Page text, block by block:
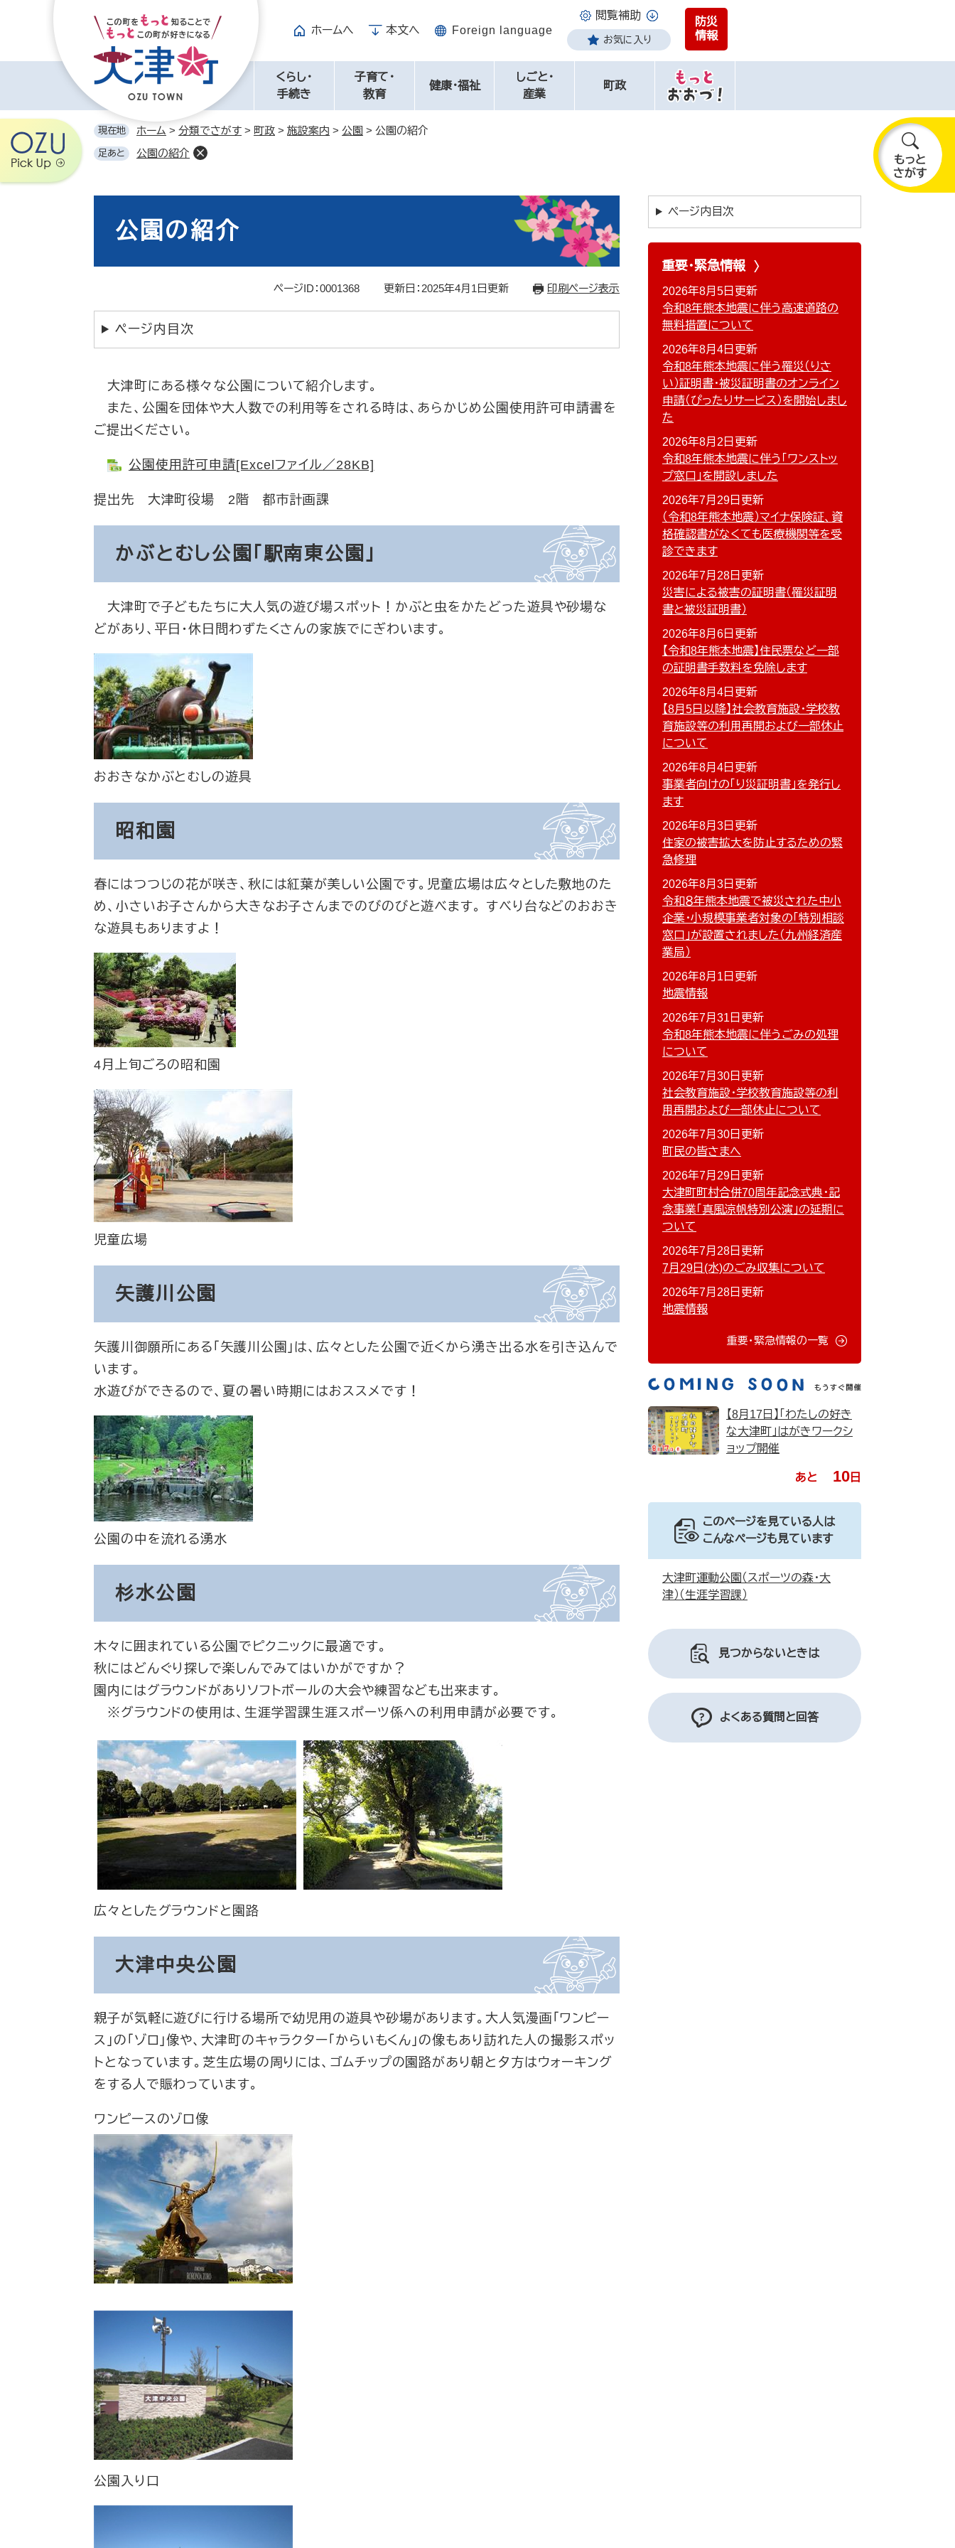
の
で
ー
ば
て
ホームへ 本文へ Foreign language
閲覧補助
お気に入り
防災
情報
くらし・
手続き
子育て・
教育
健康・福祉
しごと・
産業
町政
も
っ
現在地 ホーム > 分類でさがす > 町政 > 施設案内 > 公園 > 公園の紹介
足あと 公園の紹介
公園の紹介
ページID：0001368 更新日：2025年4月1日更新 印刷ページ表示
ページ内目次
大津町にある様々な公園について紹介します。
また、公園を団体や大人数での利用等をされる時は、あらかじめ公園使用許可申請書を
ご提出ください。
公園使用許可申請[Excelファイル／28KB]
提出先 大津町役場 2階 都市計画課
かぶとむし公園「駅南東公園」
大津町で子どもたちに大人気の遊び場スポット！かぶと虫をかたどった遊具や砂場な
どがあり、平日・休日問わずたくさんの家族でにぎわいます。
おおきなかぶとむしの遊具
昭和園
春にはつつじの花が咲き、秋には紅葉が美しい公園です。児童広場は広々とした敷地のた
め、小さいお子さんから大きなお子さんまでのびのびと遊べます。 すべり台などのおおき
な遊具もありますよ！
4月上旬ごろの昭和園
児童広場
矢護川公園
矢護川御願所にある「矢護川公園」は、広々とした公園で近くから湧き出る水を引き込んで
います。
水遊びができるので、夏の暑い時期にはおススメです！
公園の中を流れる湧水
杉水公園
木々に囲まれている公園でピクニックに最適です。
秋にはどんぐり探しで楽しんでみてはいかがですか？
園内にはグラウンドがありソフトボールの大会や練習なども出来ます。
※グラウンドの使用は、生涯学習課生涯スポーツ係への利用申請が必要です。
広々としたグラウンドと園路
大津中央公園
親子が気軽に遊びに行ける場所で幼児用の遊具や砂場があります。大人気漫画「ワンピー
ス」の「ゾロ」像や、大津町のキャラクター「からいもくん」の像もあり訪れた人の撮影スポッ
トとなっています。芝生広場の周りには、ゴムチップの園路があり朝と夕方はウォーキング
をする人で賑わっています。
ワンピースのゾロ像
公園入り口
ページ内目次
重要・緊急情報
2026年8月5日更新
令和8年熊本地震に伴う高速道路の
無料措置について
2026年8月4日更新
令和8年熊本地震に伴う罹災（りさ
い）証明書・被災証明書のオンライン
申請（ぴったりサービス）を開始しまし
た
2026年8月2日更新
令和8年熊本地震に伴う「ワンストッ
プ窓口」を開設しました
2026年7月29日更新
（令和8年熊本地震）マイナ保険証、資
格確認書がなくても医療機関等を受
診できます
2026年7月28日更新
災害による被害の証明書（罹災証明
書と被災証明書）
2026年8月6日更新
【令和8年熊本地震】住民票など一部
の証明書手数料を免除します
2026年8月4日更新
【8月5日以降】社会教育施設・学校教
育施設等の利用再開および一部休止
について
2026年8月4日更新
事業者向けの「り災証明書」を発行し
ます
2026年8月3日更新
住家の被害拡大を防止するための緊
急修理
2026年8月3日更新
令和８年熊本地震で被災された中小
企業・小規模事業者対象の「特別相談
窓口」が設置されました（九州経済産
業局）
2026年8月1日更新
地震情報
2026年7月31日更新
令和8年熊本地震に伴うごみの処理
について
2026年7月30日更新
社会教育施設・学校教育施設等の利
用再開および一部休止について
2026年7月30日更新
町民の皆さまへ
2026年7月29日更新
大津町町村合併70周年記念式典・記
念事業「真風涼帆特別公演」の延期に
ついて
2026年7月28日更新
7月29日(水)のごみ収集について
2026年7月28日更新
地震情報
重要・緊急情報の一覧
【8月17日】「わたしの好き
な大津町」はがきワークシ
ョップ開催
あと 10日
このページを見ている人は
こんなページも見ています
大津町運動公園（スポーツの森・大
津）（生涯学習課）
見つからないときは
よくある質問と回答